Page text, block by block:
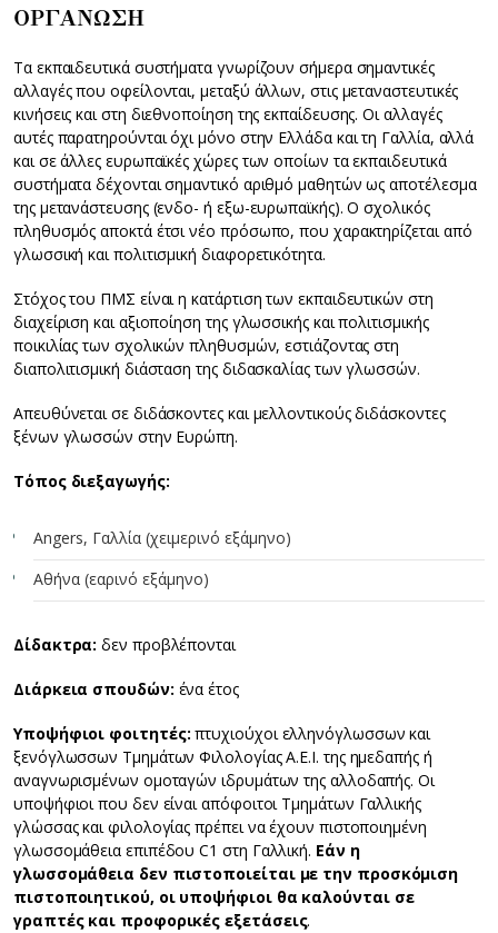
ΟΡΓΑΝΩΣΗ
Τα εκπαιδευτικά συστήματα γνωρίζουν σήμερα σημαντικές
αλλαγές που οφείλονται, μεταξύ άλλων, στις μεταναστευτικές
κινήσεις και στη διεθνοποίηση της εκπαίδευσης. Οι αλλαγές
αυτές παρατηρούνται όχι μόνο στην Ελλάδα και τη Γαλλία, αλλά
και σε άλλες ευρωπαϊκές χώρες των οποίων τα εκπαιδευτικά
συστήματα δέχονται σημαντικό αριθμό μαθητών ως αποτέλεσμα
της μετανάστευσης (ενδο- ή εξω-ευρωπαϊκής). Ο σχολικός
πληθυσμός αποκτά έτσι νέο πρόσωπο, που χαρακτηρίζεται από
γλωσσική και πολιτισμική διαφορετικότητα.
Στόχος του ΠΜΣ είναι η κατάρτιση των εκπαιδευτικών στη
διαχείριση και αξιοποίηση της γλωσσικής και πολιτισμικής
ποικιλίας των σχολικών πληθυσμών, εστιάζοντας στη
διαπολιτισμική διάσταση της διδασκαλίας των γλωσσών.
Απευθύνεται σε διδάσκοντες και μελλοντικούς διδάσκοντες
ξένων γλωσσών στην Ευρώπη.
Τόπος διεξαγωγής:
Angers, Γαλλία (χειμερινό εξάμηνο)
Αθήνα (εαρινό εξάμηνο)
Δίδακτρα: δεν προβλέπονται
Διάρκεια σπουδών: ένα έτος
Υποψήφιοι φοιτητές:πτυχιούχοι ελληνόγλωσσων και
ξενόγλωσσων Τμημάτων Φιλολογίας Α.Ε.Ι. της ημεδαπής ή
αναγνωρισμένων ομοταγών ιδρυμάτων της αλλοδαπής. Οι
υποψήφιοι που δεν είναι απόφοιτοι Τμημάτων Γαλλικής
γλώσσας και φιλολογίας πρέπει να έχουν πιστοποιημένη
γλωσσομάθεια επιπέδου C1 στη Γαλλική. Εάν η
γλωσσομάθεια δεν πιστοποιείται με την προσκόμιση
πιστοποιητικού, οι υποψήφιοι θα καλούνται σε
γραπτές και προφορικές εξετάσεις.